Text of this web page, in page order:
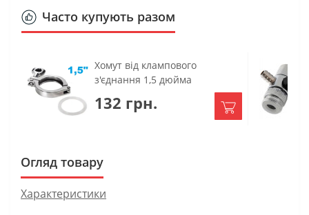
Часто купують разом
Хомут від клампового
з'єднання 1,5 дюйма
132 грн.
Огляд товару
Характеристики